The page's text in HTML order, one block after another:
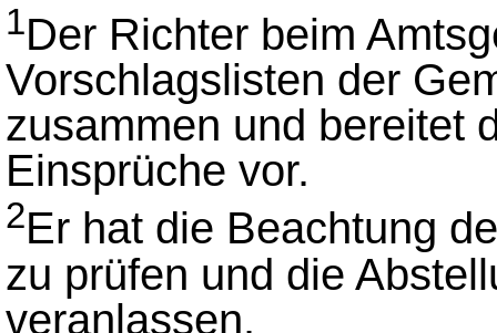
1Der Richter beim
Vorschlagslisten der
zusammen und bereitet
Einsprüche vor.
2Er hat die Beachtung
zu prüfen und die
veranlassen.